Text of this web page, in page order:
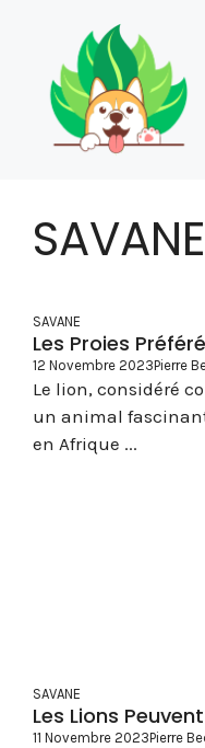
contenu
SAVANE
SAVANE
Les Proies
12 Novembre 2023Pierre
Le lion, considéré
un animal
en Afrique ...
SAVANE
Les Lions
11 Novembre 2023Pierre